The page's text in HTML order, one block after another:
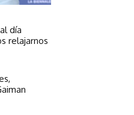
día
relajarnos